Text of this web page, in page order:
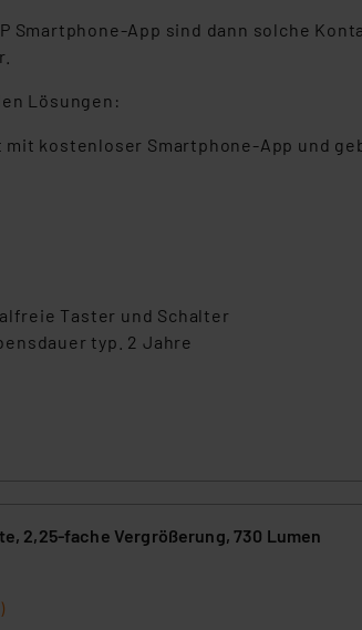
App sind dann solche
Lösungen:
mit kostenloser Smartphone-App und
Taster und Schalter
typ. 2 Jahre
2,25-fache Vergrößerung, 730 Lumen